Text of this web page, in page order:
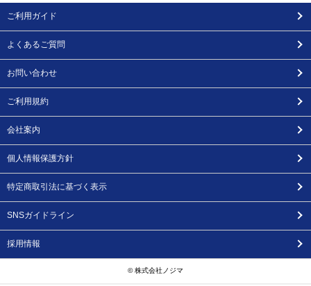
ご利用ガイド
よくあるご質問
お問い合わせ
ご利用規約
会社案内
個人情報保護方針
特定商取引法に基づく表示
SNSガイドライン
採用情報
© 株式会社ノジマ